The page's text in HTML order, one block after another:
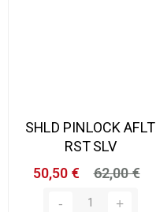
SHLD PINLOCK AFLT
RST SLV
50,50 €
62,00 €